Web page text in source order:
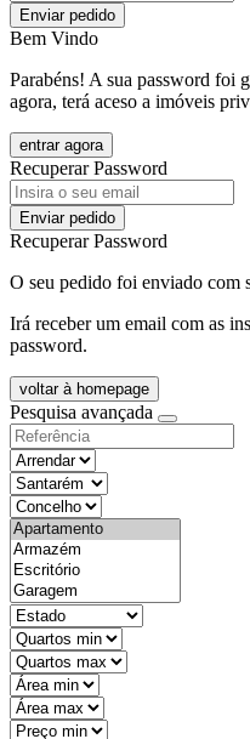
Enviar pedido
Bem Vindo
Parabéns! A sua password foi
agora, terá aceso a imóveis
entrar agora
Recuperar Password
Enviar pedido
Recuperar Password
O seu pedido foi enviado com
Irá receber um email com as
password.
voltar à homepage
Pesquisa avançada
objective
districtId
countyId
types
state
mintypo
maxtypo
minarea
maxarea
minprice